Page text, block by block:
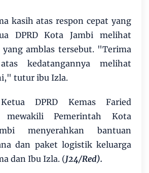
kasih atas respon cepat yang
DPRD Kota Jambi melihat
amblas tersebut. "Terima
kedatangannya melihat
tutur ibu Izla.
DPRD Kemas Faried
mewakili Pemerintah Kota
menyerahkan bantuan
dan paket logistik keluarga
dan Ibu Izla. (J24/Red).